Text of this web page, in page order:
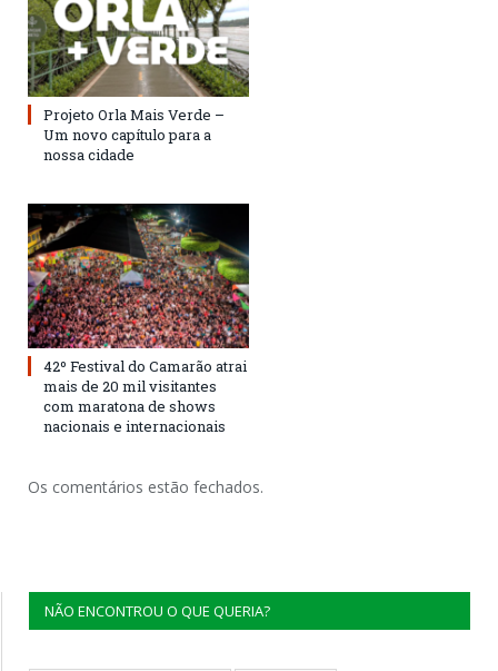
Projeto Orla Mais Verde –
Um novo capítulo para a
nossa cidade
42º Festival do Camarão atrai
mais de 20 mil visitantes
com maratona de shows
nacionais e internacionais
Os comentários estão fechados.
NÃO ENCONTROU O QUE QUERIA?